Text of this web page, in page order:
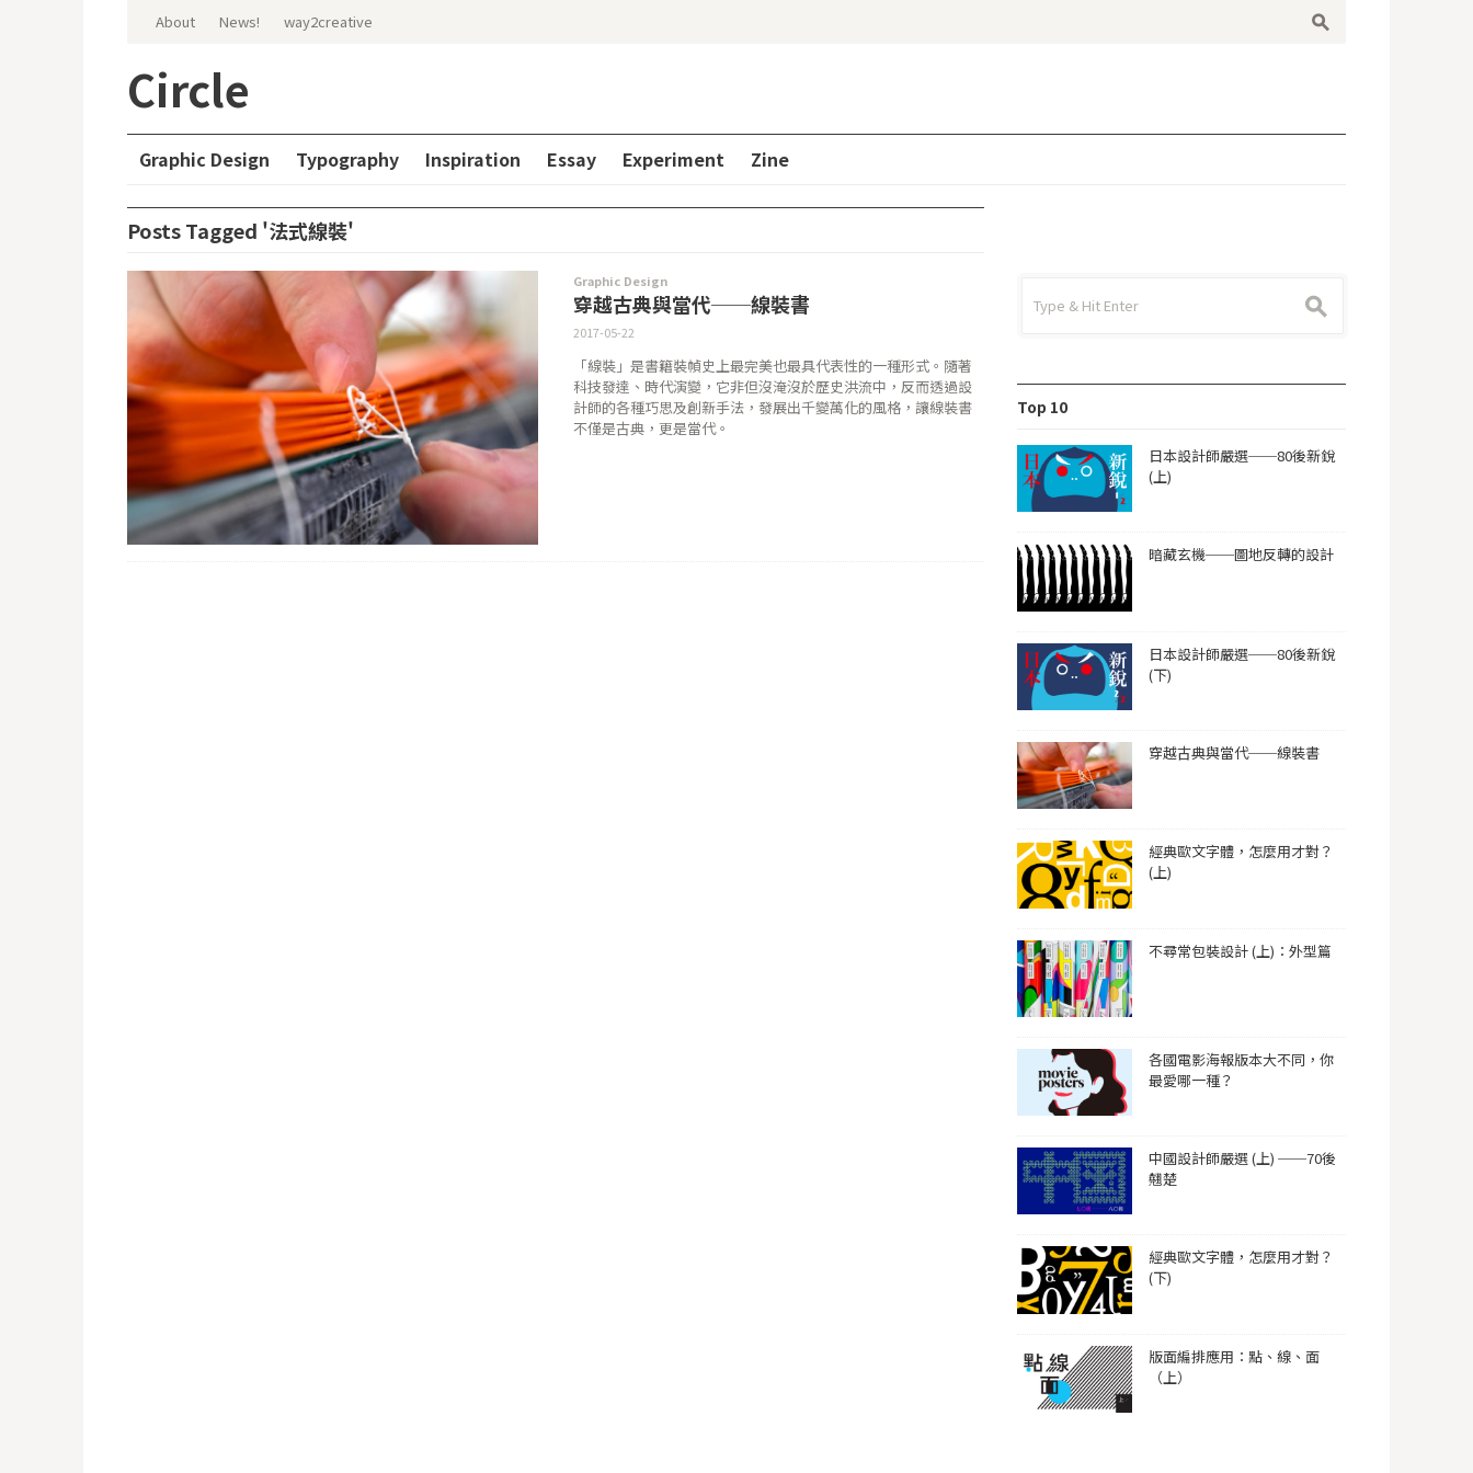
s
About News! way2creative
Circle
Graphic Design Typography Inspiration Essay Experiment Zine
Posts Tagged '法式線裝'
Graphic Design
穿越古典與當代──線裝書
2017-05-22
「線裝」是書籍裝幀史上最完美也最具代表性的一種形式。隨著
科技發達、時代演變，它非但沒淹沒於歷史洪流中，反而透過設
計師的各種巧思及創新手法，發展出千變萬化的風格，讓線裝書
不僅是古典，更是當代。
s
Top 10
日本設計師嚴選──80後新銳
(上)
暗藏玄機──圖地反轉的設計
日本設計師嚴選──80後新銳
(下)
穿越古典與當代──線裝書
經典歐文字體，怎麼用才對？
(上)
不尋常包裝設計 (上)：外型篇
各國電影海報版本大不同，你
最愛哪一種？
中國設計師嚴選 (上) ──70後
翹楚
經典歐文字體，怎麼用才對？
(下)
版面編排應用：點、線、面
（上）